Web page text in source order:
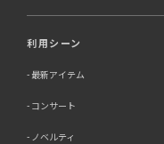
利用シーン
最新アイテム
コンサート
ノベルティ